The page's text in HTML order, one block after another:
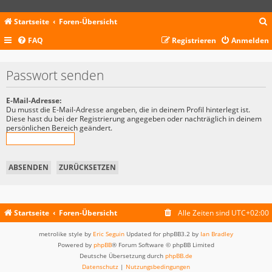
Startseite Foren-Übersicht
c
FAQ Anmelden
Registrieren
Passwort senden
E-Mail-Adresse:
Du musst die E-Mail-Adresse angeben, die in deinem Profil hinterlegt ist.
Diese hast du bei der Registrierung angegeben oder nachträglich in deinem
persönlichen Bereich geändert.
Startseite Foren-Übersicht Alle Zeiten sind UTC+02:00
metrolike style by Eric Seguin Updated for phpBB3.2 by Ian Bradley
Powered by phpBB® Forum Software © phpBB Limited
Deutsche Übersetzung durch phpBB.de
Datenschutz | Nutzungsbedingungen